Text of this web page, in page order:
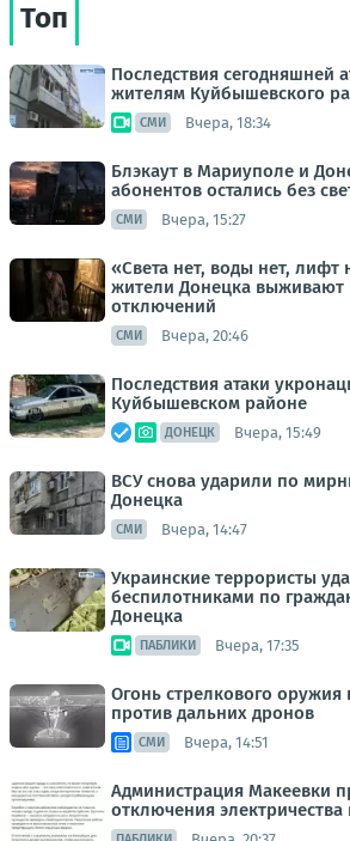
Топ
Последствия сегодняшней
жителям Куйбышевского
СМИ Вчера, 18:34
Блэкаут в Мариуполе и
абонентов остались без
СМИ Вчера, 15:27
«Света нет, воды нет, лифт
жители Донецка выживают
отключений
СМИ Вчера, 20:46
Последствия атаки
Куйбышевском районе
ДОНЕЦК Вчера, 15:49
ВСУ снова ударили по
Донецка
СМИ Вчера, 14:47
Украинские террористы
беспилотниками по
Донецка
ПАБЛИКИ Вчера, 17:35
Огонь стрелкового
против дальних дронов
СМИ Вчера, 14:51
Администрация Макеевки
отключения электричества